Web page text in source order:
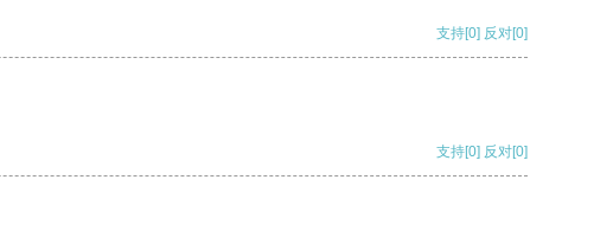
支持[0] 反对[0]
支持[0] 反对[0]